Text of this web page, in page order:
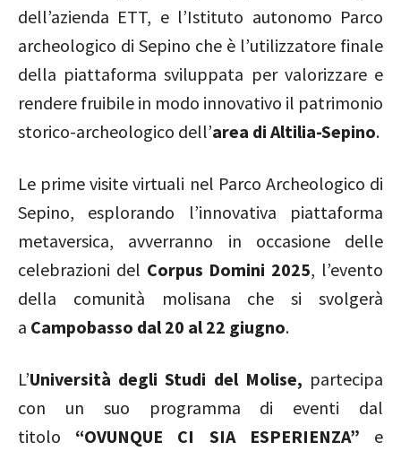
dell’azienda ETT, e l’Istituto autonomo Parco
archeologico di Sepino che è l’utilizzatore finale
della piattaforma sviluppata per valorizzare e
rendere fruibile in modo innovativo il patrimonio
storico-archeologico dell’area di Altilia-Sepino.
Le prime visite virtuali nel Parco Archeologico di
Sepino, esplorando l’innovativa piattaforma
metaversica, avverranno in occasione delle
celebrazioni del Corpus Domini 2025, l’evento
della comunità molisana che si svolgerà
a Campobasso dal 20 al 22 giugno.
L’Università degli Studi del Molise, partecipa
con un suo programma di eventi dal
titolo “OVUNQUE CI SIA ESPERIENZA” e